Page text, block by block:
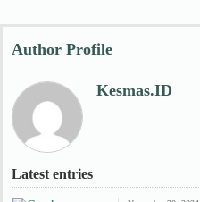
Author Profile
Kesmas.ID
Latest entries